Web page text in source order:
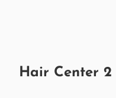
Hair Center 2